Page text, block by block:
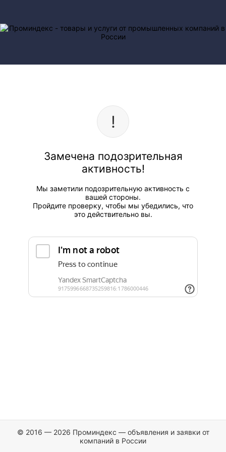
Замечена подозрительная
активность!
Мы заметили подозрительную активность с
вашей стороны.
Пройдите проверку, чтобы мы убедились, что
это действительно вы.
© 2016 — 2026 Проминдекс — объявления и заявки от
компаний в России